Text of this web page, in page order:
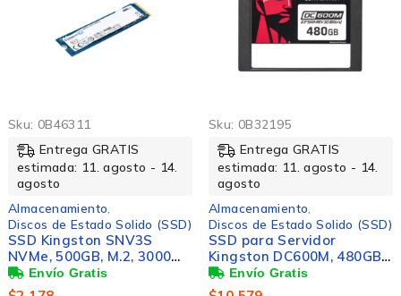
Sku: 0B46311
Entrega GRATIS
estimada: 11. agosto - 14.
agosto
Almacenamiento
Discos de Estado Solido (SSD)
SSD Kingston SNV3S
NVMe, 500GB, M.2, 3000
MB/s Escritura, 5000 MB/s
Lectura, PCI Express 4.0
Sku: 0B32195
Entrega GRATIS
estimada: 11. agosto - 14.
agosto
Almacenamiento
Discos de Estado Solido (SSD)
SSD para Servidor
Kingston DC600M, 480GB,
SATA III, 2.5"